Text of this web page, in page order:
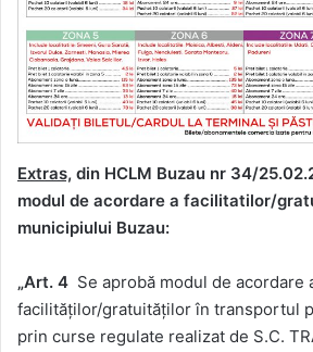
Extras, din HCLM Buzau nr 34/
modul de acordare a facilitatilor/
municipiului Buzau:
„Art. 4 Se aprobă modul de acordare
facilităților/gratuităților în transportul
prin curse regulate realizat de S.C.